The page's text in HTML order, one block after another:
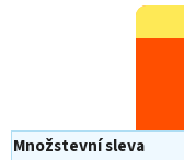
Množstevní sleva